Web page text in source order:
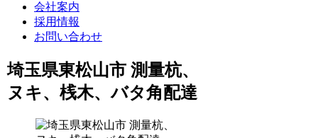
会社案内
採用情報
お問い合わせ
埼玉県東松山市 測量杭、
ヌキ、桟木、バタ角配達